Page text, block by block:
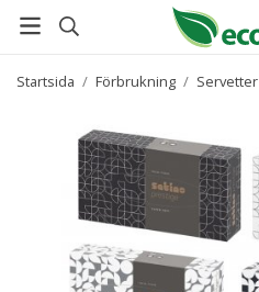
Startsida / Förbrukning / Servetter